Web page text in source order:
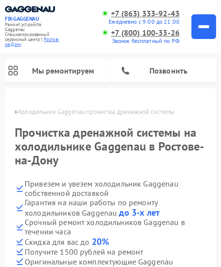
FIX-GAGGENAU
Ремонт устройств
Gaggenau
Специализированный
cервисный центр г.Ростов-
на-Дону
+7 (863) 333-92-43
Ежедневно с 9:00 до 21:00
+7 (800) 100-33-26
Звонок бесплатный по РФ
Мы ремонтируем Позвонить
Холодильник Gaggenau прочистка дренажной системы
Прочистка дренажной системы на
холодильнике Gaggenau в Ростове-
на-Дону
Привезем и увезем холодильник Gaggenau
собственной доставкой
Гарантия на наши работы по ремонту
холодильников Gaggenauдо 3-х лет
Срочный ремонт холодильников Gaggenau в
течении часа
Скидка для вас до 20%
Получите 1500 рублей на ремонт
Оригинальные комплектующие Gaggenau